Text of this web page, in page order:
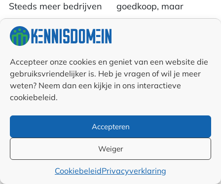
Accepteer onze cookies en geniet van een website die
gebruiksvriendelijker is. Heb je vragen of wil je meer
weten? Neem dan een kijkje in ons interactieve
cookiebeleid.
Accepteren
Weiger
CookiebeleidPrivacyverklaring
Steeds meer bedrijven
kiezen ervoor:
producten en diensten
(ook) online
aanbieden. Dat geldt
voor winkels ...
goedkoop, maar
belangrijkste voor- en
nadelen van AI...
Meer artikelen over Marketing tips en
uitleg